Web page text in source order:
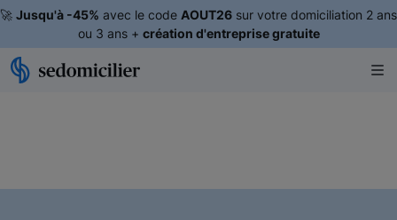
🚀 Jusqu'à -45% avec le code AOUT26 sur votre domiciliation 2 ans
ou 3 ans + création d'entreprise gratuite